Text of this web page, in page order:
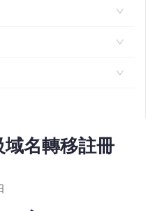
移密碼）
名轉移註冊